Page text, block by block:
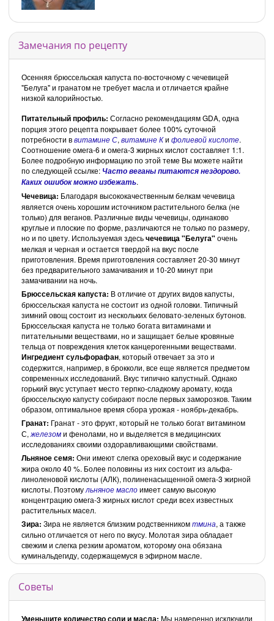
Замечания по рецепту
Осенняя брюссельская капуста по-восточному с чечевицей
"Белуга" и гранатом не требует масла и отличается крайне
низкой калорийностью.
Питательный профиль: Согласно рекомендациям GDA, одна
порция этого рецепта покрывает более 100% суточной
потребности ввитамине С, витамине Ки фолиевой кислоте.
Соотношение омега-6 и омега-3 жирных кислот составляет 1:1.
Более подробную информацию по этой теме Вы можете найти
по следующей ссылке: Часто веганы питаются нездорово.
Каких ошибок можно избежать.
Чечевица: Благодаря высококачественным белкам чечевица
является очень хорошим источником растительного белка (не
только) для веганов. Различные виды чечевицы, одинаково
круглые и плоские по форме, различаются не только по размеру,
но и по цвету. Используемая здесьчечевица "Белуга" очень
мелкая и черная и остается твердой на вкус после
приготовления. Время приготовления составляет 20-30 минут
без предварительного замачивания и 10-20 минут при
замачивании на ночь.
Брюссельская капуста: В отличие от других видов капусты,
брюссельская капуста не состоит из одной головки. Типичный
зимний овощ состоит из нескольких беловато-зеленых бутонов.
Брюссельская капуста не только богата витаминами и
питательными веществами, но и защищает белые кровяные
тельца от повреждения клеток канцерогенными веществами.
Ингредиент сульфорафан, который отвечает за это и
содержится, например, в брокколи, все еще является предметом
современных исследований. Вкус типично капустный. Однако
горький вкус уступает место терпко-сладкому аромату, когда
брюссельскую капусту собирают после первых заморозков. Таким
образом, оптимальное время сбора урожая - ноябрь-декабрь.
Гранат: Гранат - это фрукт, который не только богат витамином
С, железоми фенолами, но и выделяется в медицинских
исследованиях своими оздоравливающими свойствами.
Льняное семя: Они имеют слегка ореховый вкус и содержание
жира около 40 %. Более половины из них состоит из альфа-
линоленовой кислоты (AЛК), полиненасыщенной омега-3 жирной
кислоты. Поэтомульняное маслоимеет самую высокую
концентрацию омега-3 жирных кислот среди всех известных
растительных масел.
Зира: Зира не является близким родственникомтмина, а также
сильно отличается от него по вкусу. Молотая зира обладает
свежим и слегка резким ароматом, которому она обязана
куминальдегиду, содержащемуся в эфирном масле.
Советы
Уменьшите количество соли и масла: Мы намеренно исключили